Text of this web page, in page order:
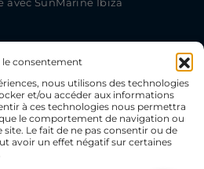
le consentement
nous utilisons des technologies
et/ou accéder aux informations
à ces technologies nous permettra
le comportement de navigation ou
Le fait de ne pas consentir ou de
avoir un effet négatif sur certaines
avec SunMarine Ibiza